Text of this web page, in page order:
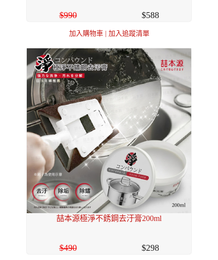
990 588
加入購物車 | 加入追蹤清單
喆本源極淨不銹鋼去汙膏200ml
490 298